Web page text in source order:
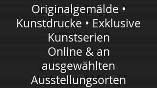
Originalgemälde •
Kunstdrucke • Exklusive
Kunstserien
Online & an
ausgewählten
Ausstellungsorten